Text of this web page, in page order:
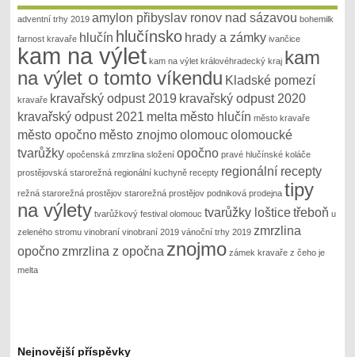
adventní trhy 2019 amylon přibyslav ronov nad sázavou bohemilk
farnost kravaře hlučín hlučínsko hrady a zámky ivančice
kam na výlet kam na výlet královéhradecký kraj kam
na výlet o tomto víkendu Kladské pomezí
kravaře kravařský odpust 2019 kravařský odpust 2020
kravařský odpust 2021 melta město hlučín město kravaře
město opočno město znojmoolomoucolomoucké
tvarůžky opočenská zmrzlina složení opočno pravé hlučínské koláče
prostějovská starorežná regionální kuchyně recepty regionální recepty
režná starorežná prostějov starorežná prostějov podniková prodejna tipy
na výlety tvarůžkový festival olomouc tvarůžky lošticetřeboň u
zeleného stromu vinobraní vinobraní 2019 vánoční trhy 2019 zmrzlina
opočnozmrzlina z opočna znojmo zámek kravaře z čeho je
melta
Nejnovější příspěvky